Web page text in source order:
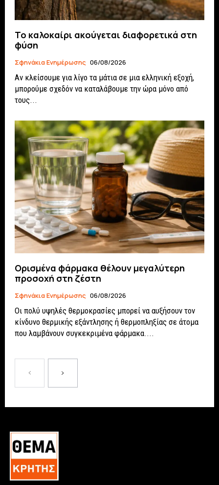
Το καλοκαίρι ακούγεται διαφορετικά στη
φύση
Σφηνάκια Ενημέρωσης 06/08/2026
Αν κλείσουμε για λίγο τα μάτια σε μια ελληνική εξοχή,
μπορούμε σχεδόν να καταλάβουμε την ώρα μόνο από
τους...
Ορισμένα φάρμακα θέλουν μεγαλύτερη
προσοχή στη ζέστη
Σφηνάκια Ενημέρωσης 06/08/2026
Οι πολύ υψηλές θερμοκρασίες μπορεί να αυξήσουν τον
κίνδυνο θερμικής εξάντλησης ή θερμοπληξίας σε άτομα
που λαμβάνουν συγκεκριμένα φάρμακα....